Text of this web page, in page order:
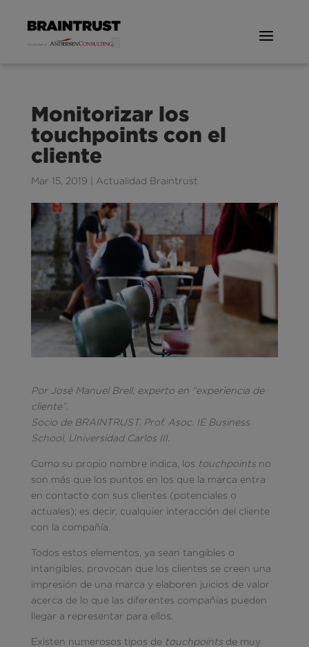
Monitorizar los
touchpoints con el
cliente
Mar 15, 2019 Actualidad Braintrust
Por José Manuel Brell, experto en “experiencia de
cliente”.
Socio de BRAINTRUST. Prof. Asoc. IE Business
School, Universidad Carlos III.
Como su propio nombre indica, los touchpointsno
son más que los puntos en los que la marca entra
en contacto con sus clientes (potenciales o
actuales); es decir, cualquier interacción del cliente
con la compañía.
Todos estos elementos, ya sean tangibles o
intangibles, provocan que los clientes se creen una
impresión de una marca y elaboren juicios de valor
acerca de lo que las diferentes compañías pueden
llegar a representar para ellos.
Existen numerosos tipos de touchpointsde muy